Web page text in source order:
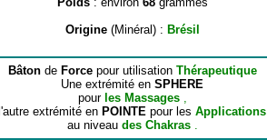
Origine (Minéral) : Brésil
Bâton deForce pour utilisationThérapeutique
Une extrémité en SPHERE
pourles Massages ,
l'autre extrémité en POINTE pour les Applications
au niveaudes Chakras .